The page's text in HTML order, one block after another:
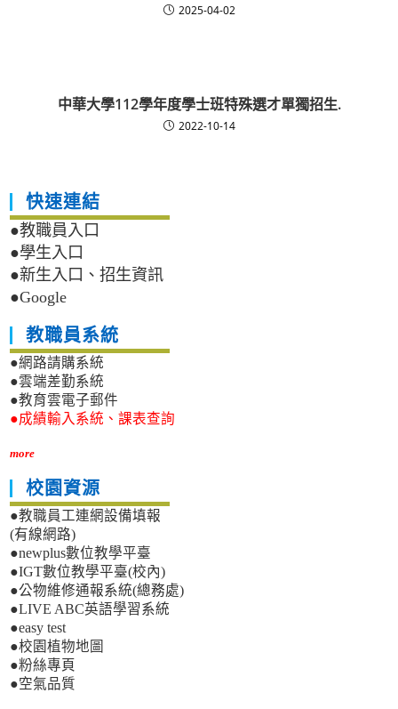
2025-04-02
中華大學112學年度學士班特殊選才單獨招生.
2022-10-14
快速連結
●教職員入口
●學生入口
●新生入口、招生資訊
●Google
教職員系統
●網路請購系統
●雲端差勤系統
●教育雲電子郵件
●成績輸入系統、課表查詢
more
校園資源
●教職員工連網設備填報
(有線網路)
●newplus數位教學平臺
●IGT數位教學平臺(校內)
●公物維修通報系統(總務處)
●LIVE ABC英語學習系統
●easy test
●校園植物地圖
●粉絲專頁
●空氣品質